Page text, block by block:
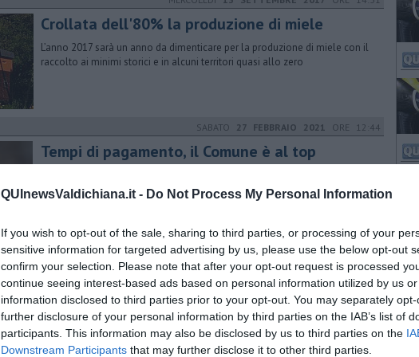
QUInewsValdichiana.it - Do Not Process My Personal Information
If you wish to opt-out of the sale, sharing to third parties, or processing of your
sensitive information for targeted advertising by us, please use the below opt-out
confirm your selection. Please note that after your opt-out request is processed
continue seeing interest-based ads based on personal information utilized by us
information disclosed to third parties prior to your opt-out. You may separately
further disclosure of your personal information by third parties on the IAB’s list of
participants. This information may also be disclosed by us to third parties on the
Downstream Participants that may further disclose it to other third parties.
Crollata dell'80% la produzione di miele
L’anno 2017 sarà un anno da dimenticare per la produzione di miele con il
raccolto ai minimi storici e in alcuni territori quasi allo zero
SABATO 27 FEBBRAIO 2021 ORE 12:44
Tempi di pagamento, il Comune è al top
fatture e riduce praticamente a zero i debiti commerciali
MARTEDÌ13 APRILE 2021ORE 13:10
Scuola e lavoro sempre più in sinergia
Presentate le borse di studio "Danilo Camorri" dedicate a studenti
universitari o delle Superiori con indirizzi informatici